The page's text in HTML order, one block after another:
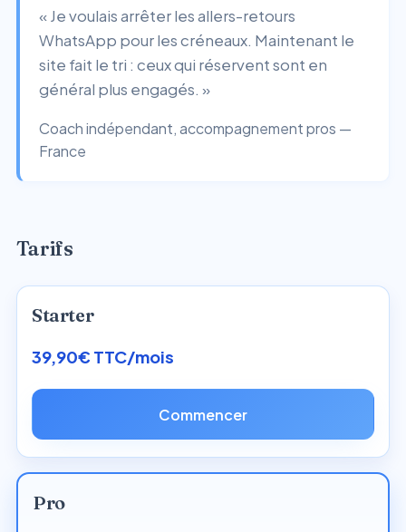
« Je voulais arrêter les allers-retours
WhatsApp pour les créneaux. Maintenant le
site fait le tri : ceux qui réservent sont en
général plus engagés. »
Coach indépendant, accompagnement pros —
France
Tarifs
Starter
39,90€ TTC/mois
Commencer
Pro